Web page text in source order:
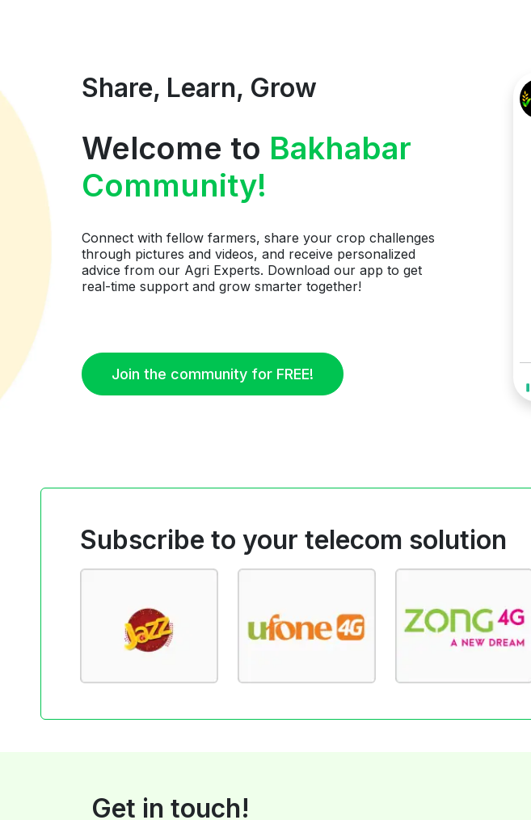
Share, Learn, Grow
Welcome to Bakhabar
Community!
Connect with fellow farmers, share your crop challenges
through pictures and videos, and receive personalized
advice from our Agri Experts. Download our app to get
real-time support and grow smarter together!
Join the community for FREE!
Subscribe to your telecom solution
Get in touch!